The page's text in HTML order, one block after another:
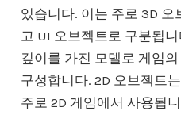
있습니다. 이는 주로 3D 오
고 UI 오브젝트로 구분됩
깊이를 가진 모델로 게임
구성합니다. 2D 오브젝트
주로 2D 게임에서 사용됩